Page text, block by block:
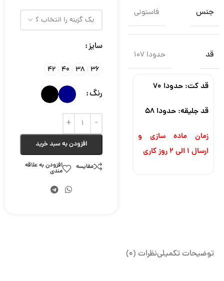
جنس فاستونی
قد حدودا 107
قد کت: حدودا 70
قد جلیقه: حدودا 58
زمان ماده سازی و
ارسال ۱ الی ۲ روز کاری
سایز
36
38
40
42
رنگ
افزودن به سبد خرید
مقایسه افزودن به علاقه
مندی
توضیحات تکمیلینظرات (0)